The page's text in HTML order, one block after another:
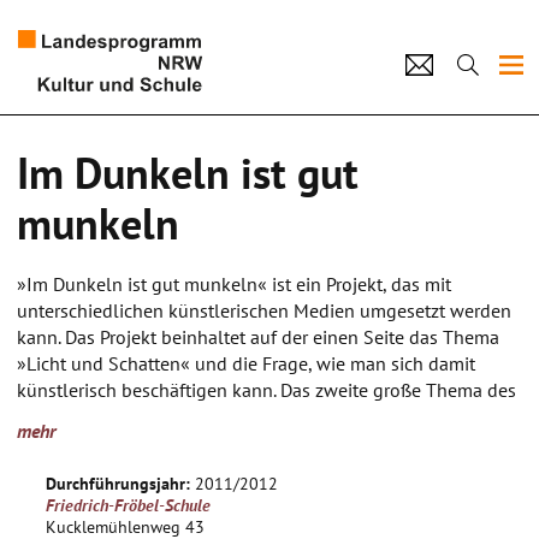
Künstlerpool
Kultur und Schule
home Impressum Datenschutz Kontakt
Im Dunkeln ist gut
munkeln
»Im Dunkeln ist gut munkeln« ist ein Projekt, das mit
unterschiedlichen künstlerischen Medien umgesetzt werden
kann. Das Projekt beinhaltet auf der einen Seite das Thema
»Licht und Schatten« und die Frage, wie man sich damit
künstlerisch beschäftigen kann. Das zweite große Thema des
in uns hervorruft mit der Möglichkeit der künstlerischen
Zuerst kann in dem Projekt zeichnerisch und malerisch
mehr
Durchführungsjahr: 2011/2012
Friedrich-Fröbel-Schule
Kucklemühlenweg 43